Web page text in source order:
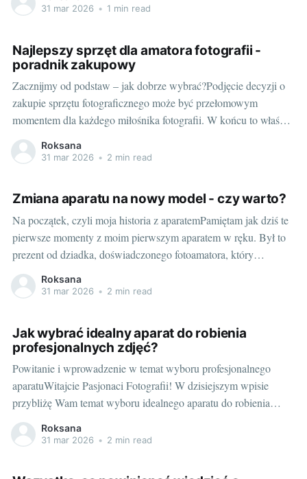
aparat, jaki jest nasz budżet oraz jakie są nasze oczekiwania co
31 mar 2026 • 1 min read
Najlepszy sprzęt dla amatora fotografii -
poradnik zakupowy
Zacznijmy od podstaw – jak dobrze wybrać?Podjęcie decyzji o
zakupie sprzętu fotograficznego może być przełomowym
momentem dla każdego miłośnika fotografii. W końcu to właśnie
na jego podstawie powstają nasze dzieła. Czy to będą
naturalistyczne pejzaże, wnikliwe portrety, czy dynamiczne
Roksana
31 mar 2026 • 2 min read
Zmiana aparatu na nowy model - czy warto?
Na początek, czyli moja historia z aparatemPamiętam jak dziś te
pierwsze momenty z moim pierwszym aparatem w ręku. Był to
prezent od dziadka, doświadczonego fotoamatora, który
zdecydował, że przekaże mi swoją pasję. Ten aparat, choć
mechaniczny i bez żadnych dodatkowych bajerów, pozwolił mi
Roksana
31 mar 2026 • 2 min read
Jak wybrać idealny aparat do robienia
profesjonalnych zdjęć?
Powitanie i wprowadzenie w temat wyboru profesjonalnego
aparatuWitajcie Pasjonaci Fotografii! W dzisiejszym wpisie
przybliżę Wam temat wyboru idealnego aparatu do robienia
profesjonalnych zdjęć. Wiem, że dla wielu z Was to może być
niełatwa decyzja. W końcu na rynku dostępne są setki różnych
Roksana
31 mar 2026 • 2 min read